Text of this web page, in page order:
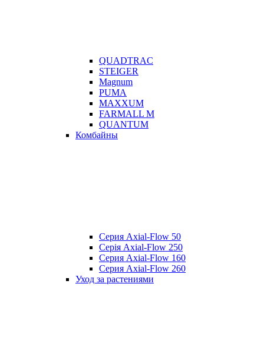
QUADTRAC
STEIGER
Magnum
PUMA
MAXXUM
FARMALL M
QUANTUM
Комбайны
Серия Axial-Flow 50
Серія Axial-Flow 250
Серия Axial-Flow 160
Серия Axial-Flow 260
Уход за растениями